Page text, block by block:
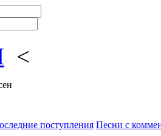
<
поступления Песни с